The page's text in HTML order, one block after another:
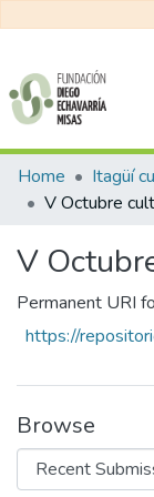
Communities &
All of DSpace
Statistics
Home Itagüí
V Octubre
V
Permanent URI
https://
Browse